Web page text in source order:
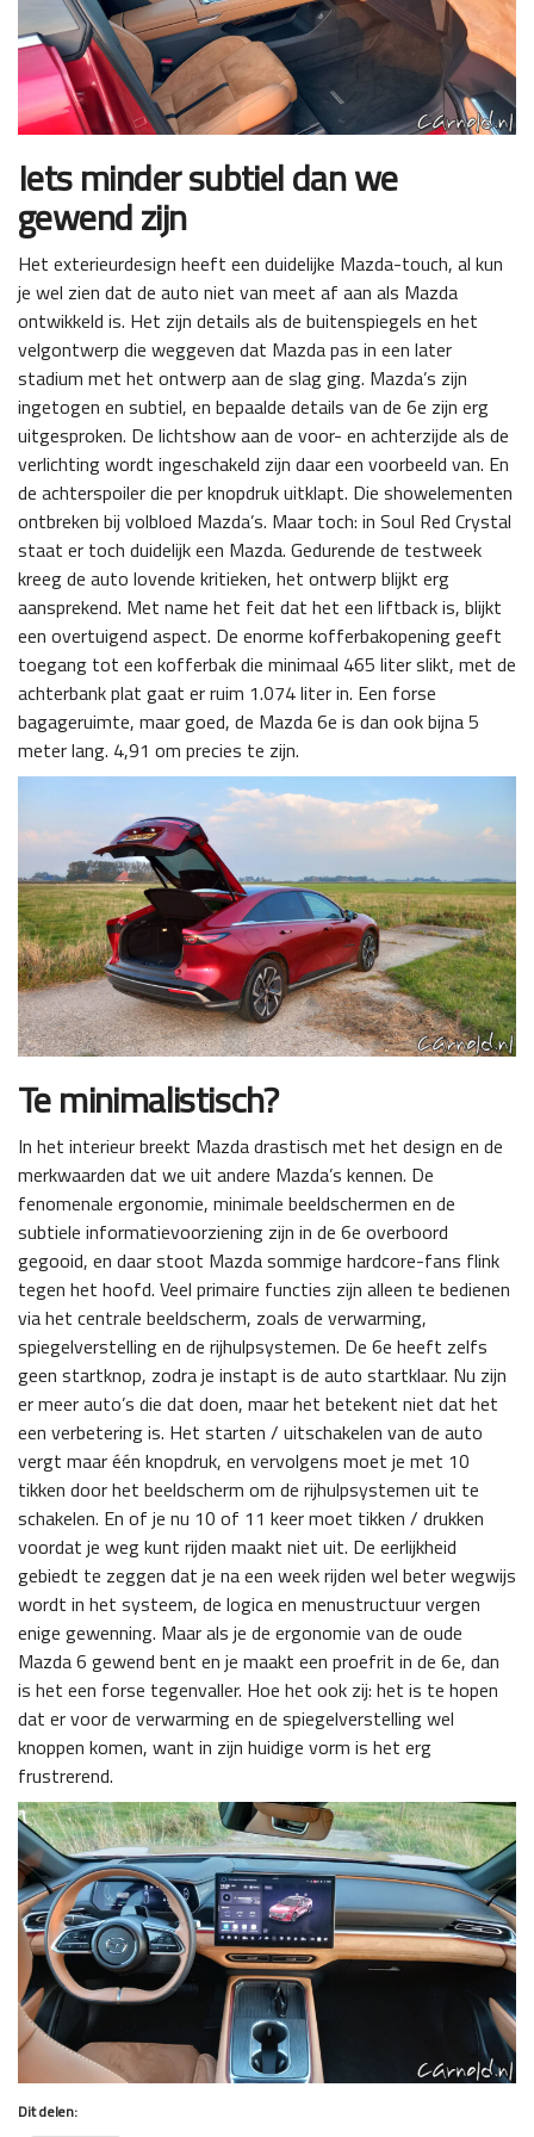
Iets minder subtiel dan we
gewend zijn
Het exterieurdesign heeft een duidelijke Mazda-touch, al kun
je wel zien dat de auto niet van meet af aan als Mazda
ontwikkeld is. Het zijn details als de buitenspiegels en het
velgontwerp die weggeven dat Mazda pas in een later
stadium met het ontwerp aan de slag ging. Mazda’s zijn
ingetogen en subtiel, en bepaalde details van de 6e zijn erg
uitgesproken. De lichtshow aan de voor- en achterzijde als de
verlichting wordt ingeschakeld zijn daar een voorbeeld van. En
de achterspoiler die per knopdruk uitklapt. Die showelementen
ontbreken bij volbloed Mazda’s. Maar toch: in Soul Red Crystal
staat er toch duidelijk een Mazda. Gedurende de testweek
kreeg de auto lovende kritieken, het ontwerp blijkt erg
aansprekend. Met name het feit dat het een liftback is, blijkt
een overtuigend aspect. De enorme kofferbakopening geeft
toegang tot een kofferbak die minimaal 465 liter slikt, met de
achterbank plat gaat er ruim 1.074 liter in. Een forse
bagageruimte, maar goed, de Mazda 6e is dan ook bijna 5
meter lang. 4,91 om precies te zijn.
Te minimalistisch?
In het interieur breekt Mazda drastisch met het design en de
merkwaarden dat we uit andere Mazda’s kennen. De
fenomenale ergonomie, minimale beeldschermen en de
subtiele informatievoorziening zijn in de 6e overboord
gegooid, en daar stoot Mazda sommige hardcore-fans flink
tegen het hoofd. Veel primaire functies zijn alleen te bedienen
via het centrale beeldscherm, zoals de verwarming,
spiegelverstelling en de rijhulpsystemen. De 6e heeft zelfs
geen startknop, zodra je instapt is de auto startklaar. Nu zijn
er meer auto’s die dat doen, maar het betekent niet dat het
een verbetering is. Het starten / uitschakelen van de auto
vergt maar één knopdruk, en vervolgens moet je met 10
tikken door het beeldscherm om de rijhulpsystemen uit te
schakelen. En of je nu 10 of 11 keer moet tikken / drukken
voordat je weg kunt rijden maakt niet uit. De eerlijkheid
gebiedt te zeggen dat je na een week rijden wel beter wegwijs
wordt in het systeem, de logica en menustructuur vergen
enige gewenning. Maar als je de ergonomie van de oude
Mazda 6 gewend bent en je maakt een proefrit in de 6e, dan
is het een forse tegenvaller. Hoe het ook zij: het is te hopen
dat er voor de verwarming en de spiegelverstelling wel
knoppen komen, want in zijn huidige vorm is het erg
frustrerend.
Dit delen: